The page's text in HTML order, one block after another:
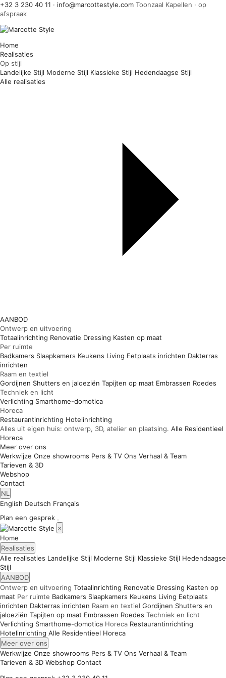
+32 3 230 40 11 · info@marcottestyle.com Toonzaal Kapellen · op
afspraak
Home
Realisaties
Op stijl
Landelijke Stijl Moderne Stijl Klassieke Stijl Hedendaagse Stijl
Alle realisaties
AANBOD
Ontwerp en uitvoering
Totaalinrichting Renovatie Dressing Kasten op maat
Per ruimte
Badkamers Slaapkamers Keukens Living Eetplaats inrichten Dakterras
inrichten
Raam en textiel
Gordijnen Shutters en jaloeziën Tapijten op maat Embrassen Roedes
Techniek en licht
Verlichting Smarthome-domotica
Horeca
Restaurantinrichting Hotelinrichting
Alles uit eigen huis: ontwerp, 3D, atelier en plaatsing. Alle Residentieel
Horeca
Meer over ons
Werkwijze Onze showrooms Pers & TV Ons Verhaal & Team
Tarieven & 3D
Webshop
Contact
NL
English Deutsch Français
Plan een gesprek
×
Home
Realisaties
Alle realisaties Landelijke Stijl Moderne Stijl Klassieke Stijl Hedendaagse
Stijl
AANBOD
Ontwerp en uitvoering Totaalinrichting Renovatie Dressing Kasten op
maat Per ruimte Badkamers Slaapkamers Keukens Living Eetplaats
inrichten Dakterras inrichten Raam en textiel Gordijnen Shutters en
jaloeziën Tapijten op maat Embrassen Roedes Techniek en licht
Verlichting Smarthome-domotica Horeca Restaurantinrichting
Hotelinrichting Alle Residentieel Horeca
Meer over ons
Werkwijze Onze showrooms Pers & TV Ons Verhaal & Team
Tarieven & 3D Webshop Contact